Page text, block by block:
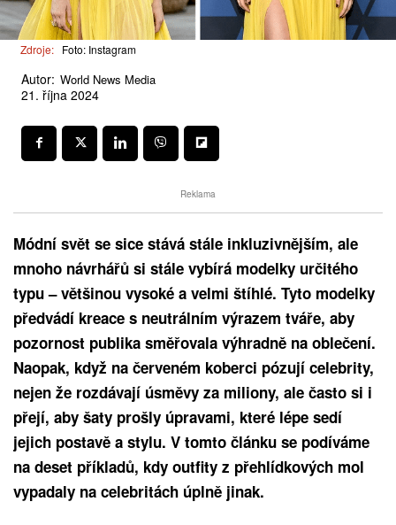
Zdroje: Foto: Instagram
Autor: World News Media
21. října 2024
Reklama
Módní svět se sice stává stále inkluzivnějším, ale
mnoho návrhářů si stále vybírá modelky určitého
typu – většinou vysoké a velmi štíhlé. Tyto modelky
předvádí kreace s neutrálním výrazem tváře, aby
pozornost publika směřovala výhradně na oblečení.
Naopak, když na červeném koberci pózují celebrity,
nejen že rozdávají úsměvy za miliony, ale často si i
přejí, aby šaty prošly úpravami, které lépe sedí
jejich postavě a stylu. V tomto článku se podíváme
na deset příkladů, kdy outfity z přehlídkových mol
vypadaly na celebritách úplně jinak.